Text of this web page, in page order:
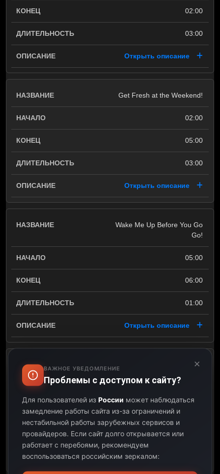
02:00
03:00
Открыть описание
Get Fresh at the Weekend!
02:00
05:00
03:00
Открыть описание
Wake Me Up Before You Go
Go!
05:00
06:00
01:00
Открыть описание
Sunday Love Songs!
Открыть описание
×
ВАЖНОЕ УВЕДОМЛЕНИЕ
Проблемы с доступом к сайту?
Для пользователей из России может наблюдаться
замедление работы сайта из-за ограничений и
нестабильной работы зарубежных сервисов и
провайдеров. Если сайт долго открывается или
работает с перебоями, рекомендуем
воспользоваться российским зеркалом: